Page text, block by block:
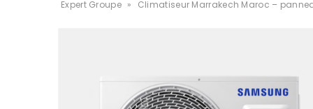
Expert Groupe » Climatiseur Marrakech Maroc –